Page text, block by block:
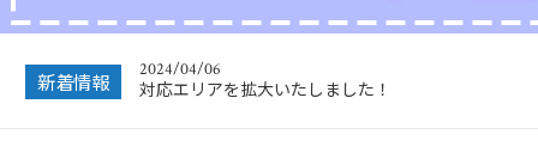
新着情報
2024/04/06
対応エリアを拡大いたしました！